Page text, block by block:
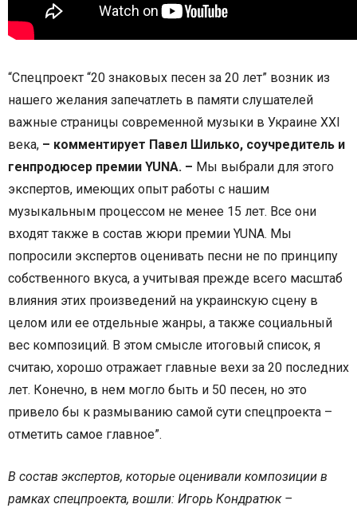
“Спецпроект “20 знаковых песен за 20 лет” возник из
нашего желания запечатлеть в памяти слушателей
важные страницы современной музыки в Украине XXI
века, – комментирует Павел Шилько, соучредитель и
генпродюсер премии YUNA. – Мы выбрали для этого
экспертов, имеющих опыт работы с нашим
музыкальным процессом не менее 15 лет. Все они
входят также в состав жюри премии YUNA. Мы
попросили экспертов оценивать песни не по принципу
собственного вкуса, а учитывая прежде всего масштаб
влияния этих произведений на украинскую сцену в
целом или ее отдельные жанры, а также социальный
вес композиций. В этом смысле итоговый список, я
считаю, хорошо отражает главные вехи за 20 последних
лет. Конечно, в нем могло быть и 50 песен, но это
привело бы к размыванию самой сути спецпроекта –
отметить самое главное”.
В состав экспертов, которые оценивали композиции в
рамках спецпроекта, вошли: Игорь Кондратюк –